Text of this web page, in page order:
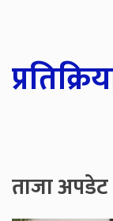
ताजा अपडेट